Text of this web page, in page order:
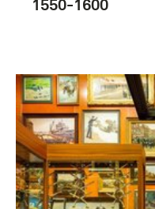
1550-1600